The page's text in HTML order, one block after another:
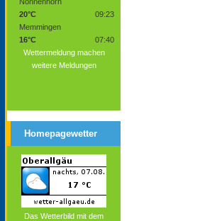
20°C
09:23
Memmingen
16°C
07:40
Wettermeldung machen
weitere Meldungen
Homepagewetter
Das Wetterbild mit dem